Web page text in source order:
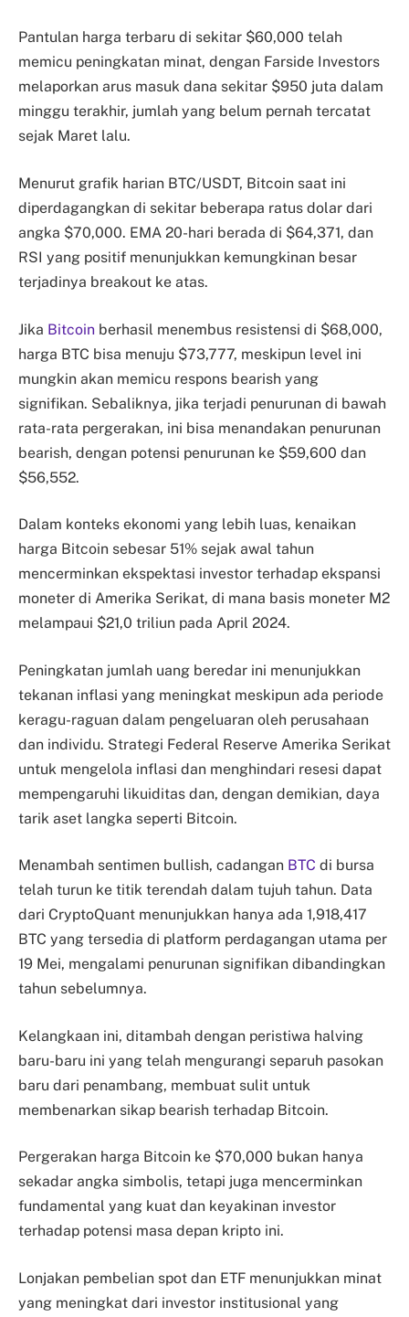
Pantulan harga terbaru di sekitar $60,000 telah
memicu peningkatan minat, dengan Farside Investors
melaporkan arus masuk dana sekitar $950 juta dalam
minggu terakhir, jumlah yang belum pernah tercatat
sejak Maret lalu.
Menurut grafik harian BTC/USDT, Bitcoin saat ini
diperdagangkan di sekitar beberapa ratus dolar dari
angka $70,000. EMA 20-hari berada di $64,371, dan
RSI yang positif menunjukkan kemungkinan besar
terjadinya breakout ke atas.
Jika Bitcoin berhasil menembus resistensi di $68,000,
harga BTC bisa menuju $73,777, meskipun level ini
mungkin akan memicu respons bearish yang
signifikan. Sebaliknya, jika terjadi penurunan di bawah
rata-rata pergerakan, ini bisa menandakan penurunan
bearish, dengan potensi penurunan ke $59,600 dan
$56,552.
Dalam konteks ekonomi yang lebih luas, kenaikan
harga Bitcoin sebesar 51% sejak awal tahun
mencerminkan ekspektasi investor terhadap ekspansi
moneter di Amerika Serikat, di mana basis moneter M2
melampaui $21,0 triliun pada April 2024.
Peningkatan jumlah uang beredar ini menunjukkan
tekanan inflasi yang meningkat meskipun ada periode
keragu-raguan dalam pengeluaran oleh perusahaan
dan individu. Strategi Federal Reserve Amerika Serikat
untuk mengelola inflasi dan menghindari resesi dapat
mempengaruhi likuiditas dan, dengan demikian, daya
tarik aset langka seperti Bitcoin.
Menambah sentimen bullish, cadangan BTC di bursa
telah turun ke titik terendah dalam tujuh tahun. Data
dari CryptoQuant menunjukkan hanya ada 1,918,417
BTC yang tersedia di platform perdagangan utama per
19 Mei, mengalami penurunan signifikan dibandingkan
tahun sebelumnya.
Kelangkaan ini, ditambah dengan peristiwa halving
baru-baru ini yang telah mengurangi separuh pasokan
baru dari penambang, membuat sulit untuk
membenarkan sikap bearish terhadap Bitcoin.
Pergerakan harga Bitcoin ke $70,000 bukan hanya
sekadar angka simbolis, tetapi juga mencerminkan
fundamental yang kuat dan keyakinan investor
terhadap potensi masa depan kripto ini.
Lonjakan pembelian spot dan ETF menunjukkan minat
yang meningkat dari investor institusional yang